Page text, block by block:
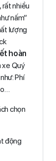
rất nhiều
nấm”
lượng
hoàn
xe Quý
Phí
chọn
động